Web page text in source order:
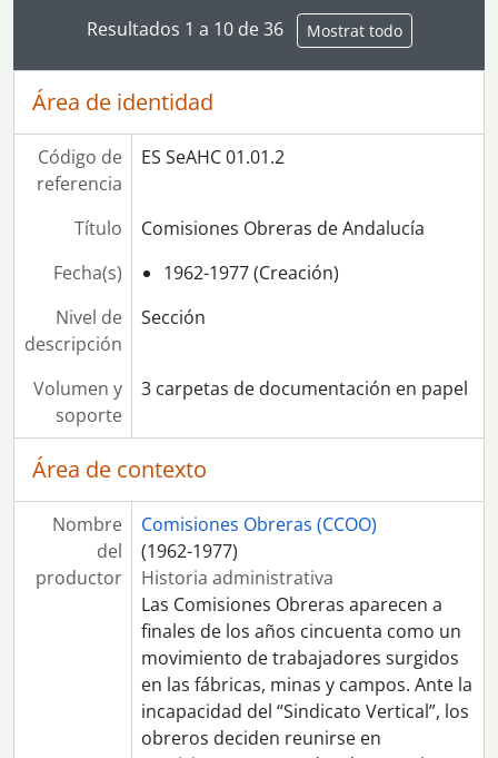
Resultados 1 a 10 de 36 Mostrat todo
Área de identidad
Código de
referencia
ES SeAHC 01.01.2
Título
Comisiones Obreras de Andalucía
Fecha(s)
1962-1977 (Creación)
Nivel de
descripción
Sección
Volumen y
soporte
3 carpetas de documentación en papel
Área de contexto
Nombre
del
productor
Comisiones Obreras (CCOO)
(1962-1977)
Historia administrativa
Las Comisiones Obreras aparecen a
finales de los años cincuenta como un
movimiento de trabajadores surgidos
en las fábricas, minas y campos. Ante la
incapacidad del “Sindicato Vertical”, los
obreros deciden reunirse en